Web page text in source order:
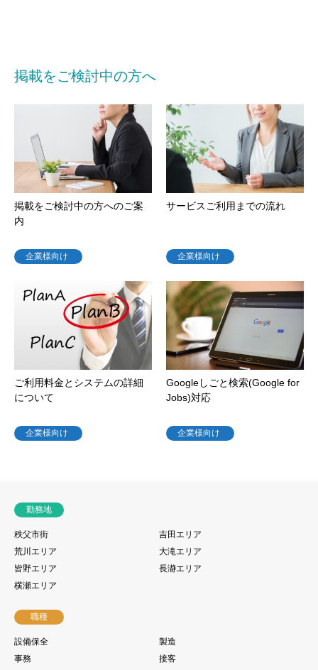
掲載をご検討中の方へ
掲載をご検討中の方へのご案
内
企業様向け
サービスご利用までの流れ
企業様向け
ご利用料金とシステムの詳細
について
企業様向け
Googleしごと検索(Google for
Jobs)対応
企業様向け
勤務地
秩父市街
吉田エリア
荒川エリア
大滝エリア
皆野エリア
長瀞エリア
横瀬エリア
職種
設備保全
製造
事務
接客